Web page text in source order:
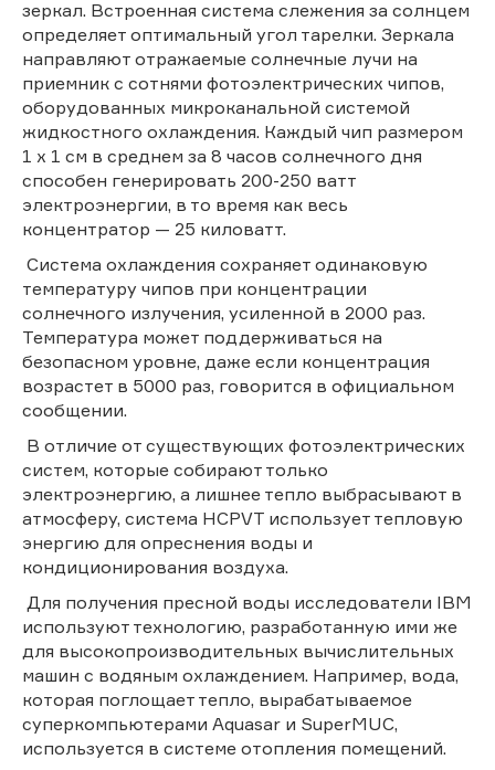
зеркал. Встроенная система слежения за солнцем
определяет оптимальный угол тарелки. Зеркала
направляют отражаемые солнечные лучи на
приемник с сотнями фотоэлектрических чипов,
оборудованных микроканальной системой
жидкостного охлаждения. Каждый чип размером
1 х 1 см в среднем за 8 часов солнечного дня
способен генерировать 200-250 ватт
электроэнергии, в то время как весь
концентратор — 25 киловатт.
Система охлаждения сохраняет одинаковую
температуру чипов при концентрации
солнечного излучения, усиленной в 2000 раз.
Температура может поддерживаться на
безопасном уровне, даже если концентрация
возрастет в 5000 раз, говорится в официальном
сообщении.
В отличие от существующих фотоэлектрических
систем, которые собирают только
электроэнергию, а лишнее тепло выбрасывают в
атмосферу, система HCPVT использует тепловую
энергию для опреснения воды и
кондиционирования воздуха.
Для получения пресной воды исследователи IBM
используют технологию, разработанную ими же
для высокопроизводительных вычислительных
машин с водяным охлаждением. Например, вода,
которая поглощает тепло, вырабатываемое
суперкомпьютерами Aquasar и SuperMUC,
используется в системе отопления помещений.